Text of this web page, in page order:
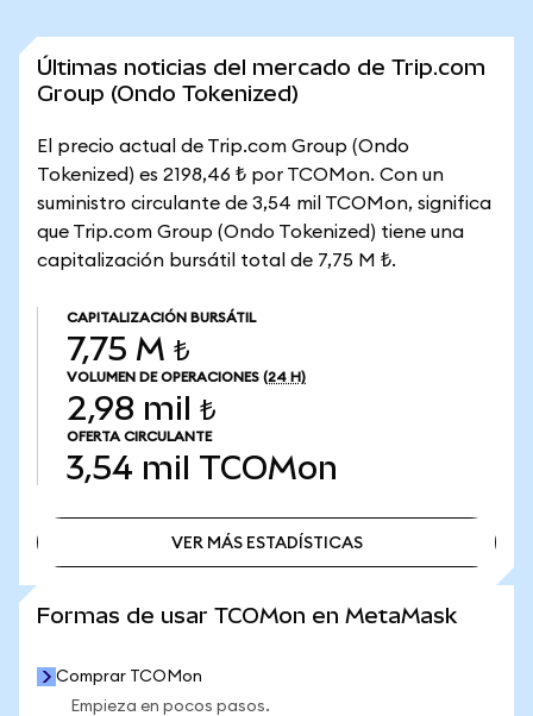
Últimas noticias del mercado de Trip.com
Group (Ondo Tokenized)
El precio actual de Trip.com Group (Ondo
Tokenized) es 2198,46 ₺ por TCOMon. Con un
suministro circulante de 3,54 mil TCOMon, significa
que Trip.com Group (Ondo Tokenized) tiene una
capitalización bursátil total de 7,75 M ₺.
CAPITALIZACIÓN BURSÁTIL
7,75 M ₺
VOLUMEN DE OPERACIONES (24 H)
2,98 mil ₺
OFERTA CIRCULANTE
3,54 mil TCOMon
VER MÁS ESTADÍSTICAS
Formas de usar TCOMon en MetaMask
Comprar TCOMon
Empieza en pocos pasos.